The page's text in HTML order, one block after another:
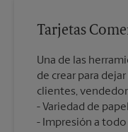
Tarjetas
Una de las
de crear para
clientes,
Variedad de
Impresión a